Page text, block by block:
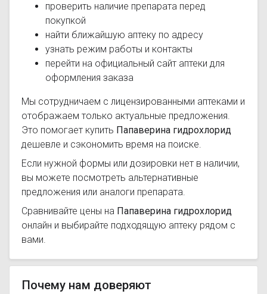
проверить наличие препарата перед
покупкой
найти ближайшую аптеку по адресу
узнать режим работы и контакты
перейти на официальный сайт аптеки для
оформления заказа
Мы сотрудничаем с лицензированными аптеками и
отображаем только актуальные предложения.
Это помогает купить Папаверина гидрохлорид
дешевле и сэкономить время на поиске.
Если нужной формы или дозировки нет в наличии,
вы можете посмотреть альтернативные
предложения или аналоги препарата.
Сравнивайте цены на Папаверина гидрохлорид
онлайн и выбирайте подходящую аптеку рядом с
вами.
Почему нам доверяют